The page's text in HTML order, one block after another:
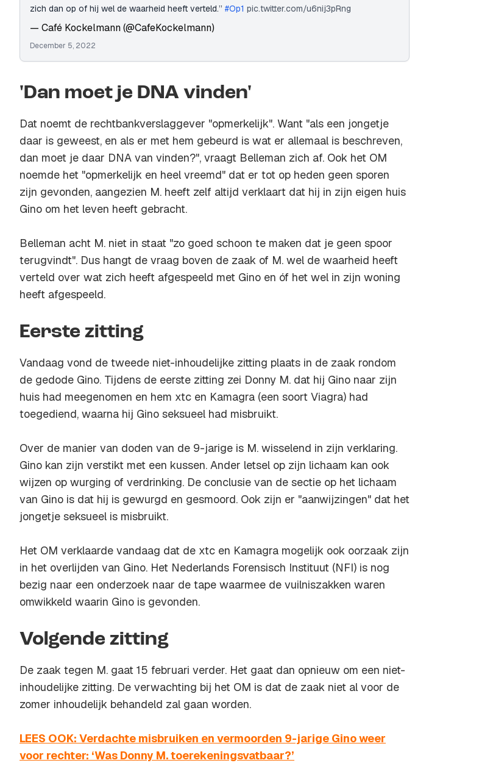
zich dan op of hij wel de waarheid heeft verteld.’’ #Op1 pic.twitter.com/u6nij3pRng
— Café Kockelmann (@CafeKockelmann)
December 5, 2022
'Dan moet je DNA vinden'
Dat noemt de rechtbankverslaggever "opmerkelijk". Want "als een jongetje
daar is geweest, en als er met hem gebeurd is wat er allemaal is beschreven,
dan moet je daar DNA van vinden?", vraagt Belleman zich af. Ook het OM
noemde het "opmerkelijk en heel vreemd" dat er tot op heden geen sporen
zijn gevonden, aangezien M. heeft zelf altijd verklaart dat hij in zijn eigen huis
Gino om het leven heeft gebracht.
Belleman acht M. niet in staat "zo goed schoon te maken dat je geen spoor
terugvindt". Dus hangt de vraag boven de zaak of M. wel de waarheid heeft
verteld over wat zich heeft afgespeeld met Gino en óf het wel in zijn woning
heeft afgespeeld.
Eerste zitting
Vandaag vond de tweede niet-inhoudelijke zitting plaats in de zaak rondom
de gedode Gino. Tijdens de eerste zitting zei Donny M. dat hij Gino naar zijn
huis had meegenomen en hem xtc en Kamagra (een soort Viagra) had
toegediend, waarna hij Gino seksueel had misbruikt.
Over de manier van doden van de 9-jarige is M. wisselend in zijn verklaring.
Gino kan zijn verstikt met een kussen. Ander letsel op zijn lichaam kan ook
wijzen op wurging of verdrinking. De conclusie van de sectie op het lichaam
van Gino is dat hij is gewurgd en gesmoord. Ook zijn er "aanwijzingen" dat het
jongetje seksueel is misbruikt.
Het OM verklaarde vandaag dat de xtc en Kamagra mogelijk ook oorzaak zijn
in het overlijden van Gino. Het Nederlands Forensisch Instituut (NFI) is nog
bezig naar een onderzoek naar de tape waarmee de vuilniszakken waren
omwikkeld waarin Gino is gevonden.
Volgende zitting
De zaak tegen M. gaat 15 februari verder. Het gaat dan opnieuw om een niet-
inhoudelijke zitting. De verwachting bij het OM is dat de zaak niet al voor de
zomer inhoudelijk behandeld zal gaan worden.
LEES OOK: Verdachte misbruiken en vermoorden 9-jarige Gino weer
voor rechter: ‘Was Donny M. toerekeningsvatbaar?’